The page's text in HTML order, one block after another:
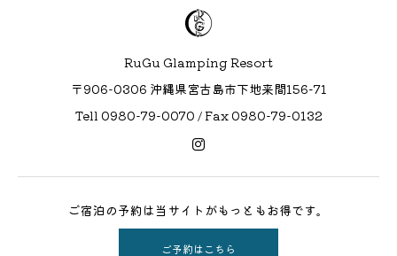
RuGu Glamping Resort
〒906-0306 沖縄県宮古島市下地来間156−71
Tell 0980-79-0070 / Fax 0980-79-0132
ご宿泊の予約は当サイトがもっともお得です。
ご予約はこちら